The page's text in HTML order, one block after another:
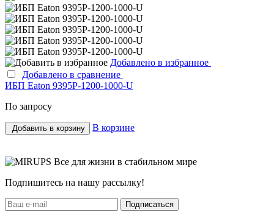
Добавлено в избранное
Добавлено в сравнение
ИБП Eaton 9395P-1200-1000-U
По запросу
Добавить в корзину В корзине
Все для жизни в стабильном мире
Подпишитесь на нашу рассылку!
Подписаться